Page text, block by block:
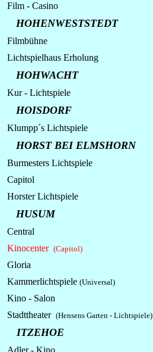
Film - Casino
HOHENWESTSTEDT
Filmbühne
Lichtspielhaus Erholung
HOHWACHT
Kur - Lichtspiele
HOISDORF
Klumpp´s Lichtspiele
HORST BEI ELMSHORN
Burmesters Lichtspiele
Capitol
HorsterLichtspiele
HUSUM
Central
Kinocenter (Capitol)
Gloria
Kammerlichtspiele (Universal)
Kino - Salon
Stadttheater (Hensens Garten - Lichtspiele)
ITZEHOE
Adler - Kino